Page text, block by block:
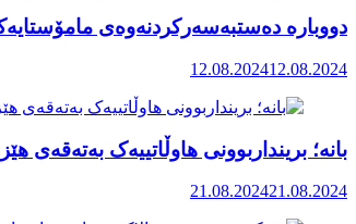
دووبارە دەستبەسەرکردنەوەی
12.08.202412.08.2024
بانە؛ برینداربوونی هاوڵاتییەک بەتەقەی
21.08.202421.08.2024